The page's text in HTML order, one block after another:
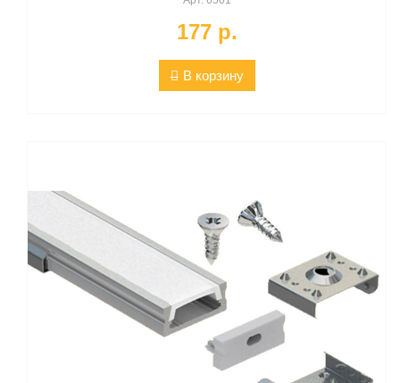
177 p.
В корзину